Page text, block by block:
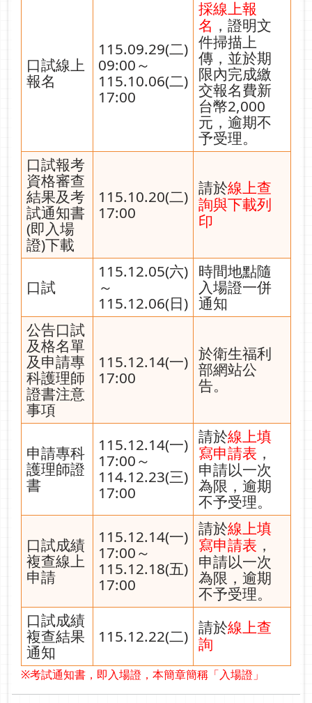
口試線上
報名
115.09.29(二)
09:00～
115.10.06(二)
17:00
採線上報
名 ，證明文
件掃描上
傳，並於期
限內完成繳
交報名費新
台幣2,000
元，逾期不
予受理。
口試報考
資格審查
結果及考
試通知書
(即入場
證)下載
115.10.20(二)
17:00
請於線上查
詢與下載列
印
口試
115.12.05(六)
～
115.12.06(日)
時間地點隨
入場證一併
通知
公告口試
及格名單
及申請專
科護理師
證書注意
事項
115.12.14(一)
17:00
於衛生福利
部網站公
告。
申請專科
護理師證
書
115.12.14(一)
17:00～
114.12.23(三)
17:00
請於線上填
寫申請表 ，
申請以一次
為限，逾期
不予受理。
口試成績
複查線上
申請
115.12.14(一)
17:00～
115.12.18(五)
17:00
請於線上填
寫申請表 ，
申請以一次
為限，逾期
不予受理。
口試成績
複查結果
通知
115.12.22(二) 請於線上查
詢
※考試通知書，即入場證，本簡章簡稱「入場證」